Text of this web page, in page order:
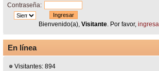
Contraseña:
Bienvenido(a), Visitante. Por favor, ingresa
En línea
Visitantes: 894